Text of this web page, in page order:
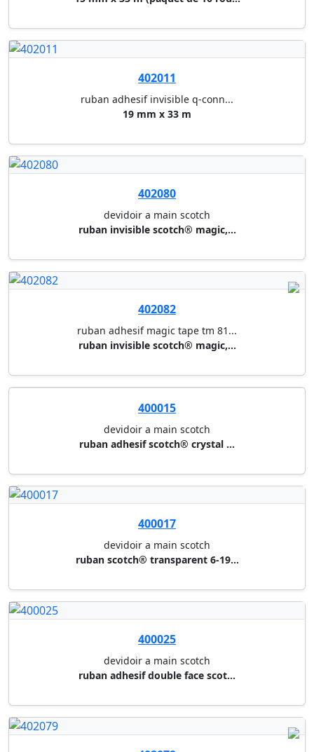
400015
devidoir a main scotch
400017
devidoir a main scotch
ruban scotch® transparent 6-19...
devidoir a main scotch
ruban adhesif double face scot...
402079
ruban adhesif magic tape tm 81...
ruban invisible scotch® magic,...
402132
ruban adhesif magic tape tm 81...
ruban invisible scotch® magic ...
402134
424025
ruban adhesif crepe